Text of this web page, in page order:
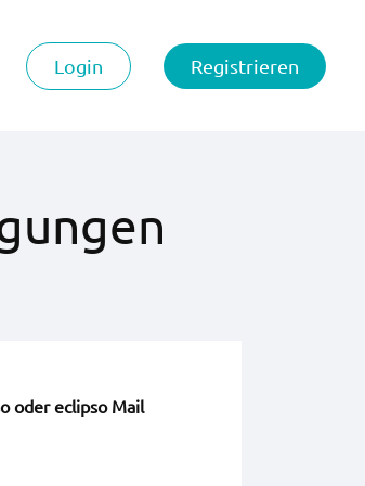
Login Registrieren
oder eclipso Mail